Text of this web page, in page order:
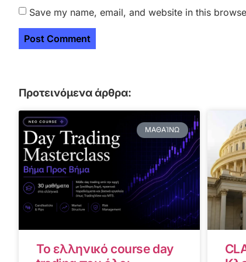
Save my name, email, and website in this
Προτεινόμενα άρθρα:
ΜΑΘΑΊΝΩ
Το ελληνικό course day